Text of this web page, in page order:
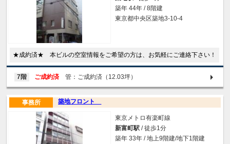
築年 44年 / 8階建
東京都中央区築地3-10-4
★成約済★ 本ビルの空室情報をご希望の方は、お気軽にご連絡下さい！
7階 ご成約済 管：ご成約済（12.03坪）
築地フロント
事務所
東京メトロ有楽町線
新富町駅 / 徒歩1分
築年 33年 / 地上9階建/地下1階建